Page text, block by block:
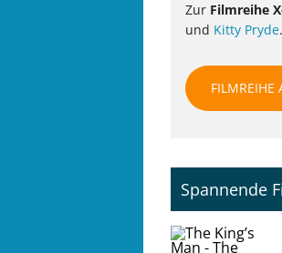
Zur Filmreihe
und Kitty Pryde.
FILMREIHE
Spannende